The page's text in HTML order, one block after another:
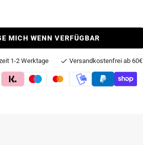
MICH WENN VERFÜGBAR
1-2 Werktage Versandkostenfrei ab 60€